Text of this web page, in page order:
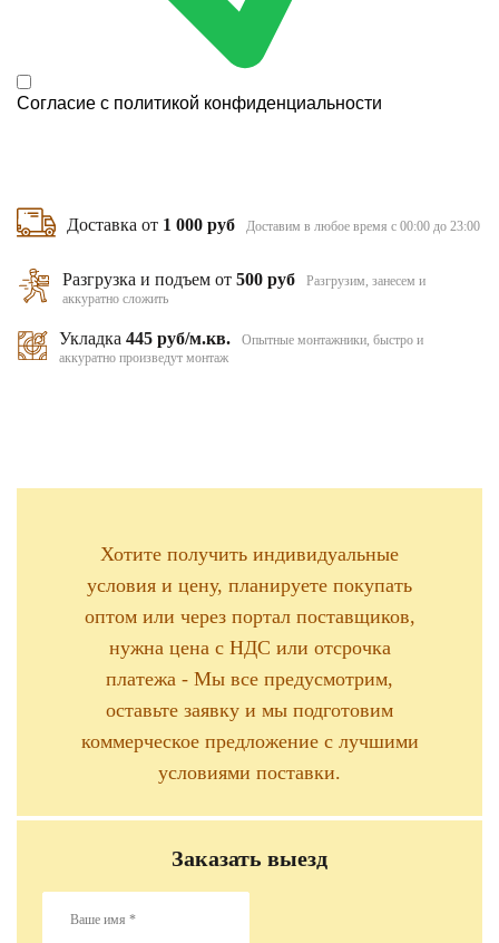
Согласие с политикой конфиденциальности
Доставка от 1 000 руб Доставим в любое время с 00:00 до 23:00
Разгрузка и подъем от500 руб
Разгрузим, занесем и
аккуратно сложить
Укладка 445 руб/м.кв.
Опытные монтажники, быстро и
аккуратно произведут монтаж
Хотите получить индивидуальные
условия и цену, планируете покупать
оптом или через портал поставщиков,
нужна цена с НДС или отсрочка
платежа - Мы все предусмотрим,
оставьте заявку и мы подготовим
коммерческое предложение с лучшими
условиями поставки.
Заказать выезд